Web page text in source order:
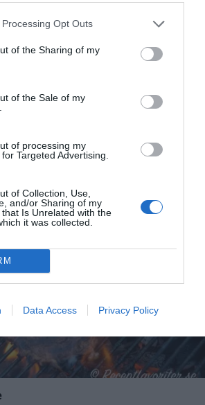
Opt Outs
of the Sharing of my
of the Sale of my
of processing my
Targeted Advertising.
of Collection, Use,
and/or Sharing of my
Is Unrelated with the
it was collected.
Data Access Privacy Policy
av tusentals olika recept för alla
skrivit och fotat så att du ska
bästa resultat hemma. Läs mer
liknande: